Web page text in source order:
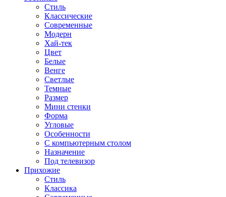
Стиль
Классические
Современные
Модерн
Хай-тек
Цвет
Белые
Венге
Светлые
Темные
Размер
Мини стенки
Форма
Угловые
Особенности
С компьютерным столом
Назначение
Под телевизор
Прихожие
Стиль
Классика